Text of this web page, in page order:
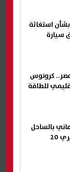
استغاثة
سيارة
مصر.. كرونوس
للطاقة
بالساحل
الشمالي في حفل جماهيري 20